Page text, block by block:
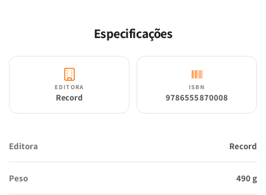
manifestações de contágio: por exemplo, o que há em comum na
dinâmica das epidemias que aterrorizaram o mundo nos últimos
tempos, incluindo a de Covid-19; como as inovações se
disseminam através das redes sociais; as semelhanças entre os
dinâmicas sociais que fazem a solidão virar norma,
As regras do
Especificações
EDITORA
Record
ISBN
9786555870008
Editora Record
Peso 490 g